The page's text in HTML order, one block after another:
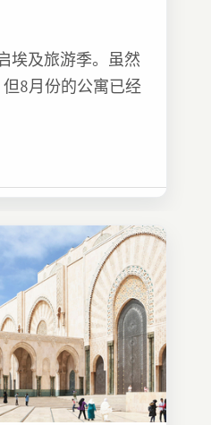
埃及旅游季。虽然
8月份的公寓已经